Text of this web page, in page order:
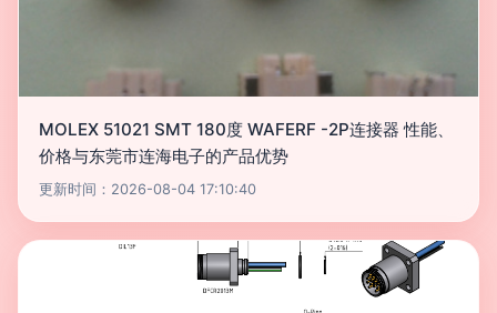
MOLEX 51021 SMT 180度 WAFERF -2P连接器 性能、
价格与东莞市连海电子的产品优势
更新时间：2026-08-04 17:10:40